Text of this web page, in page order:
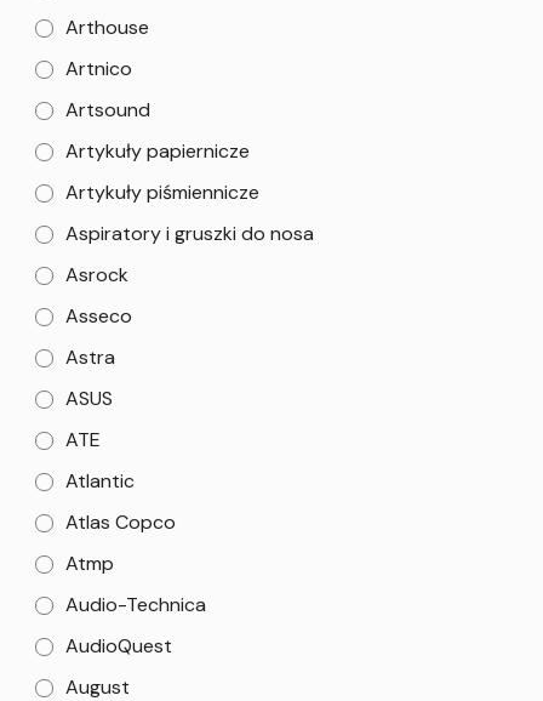
Arthouse
Artnico
Artsound
Artykuły papiernicze
Artykuły piśmiennicze
Aspiratory i gruszki do nosa
Asrock
Asseco
Astra
ASUS
ATE
Atlantic
Atlas Copco
Atmp
Audio-Technica
AudioQuest
August